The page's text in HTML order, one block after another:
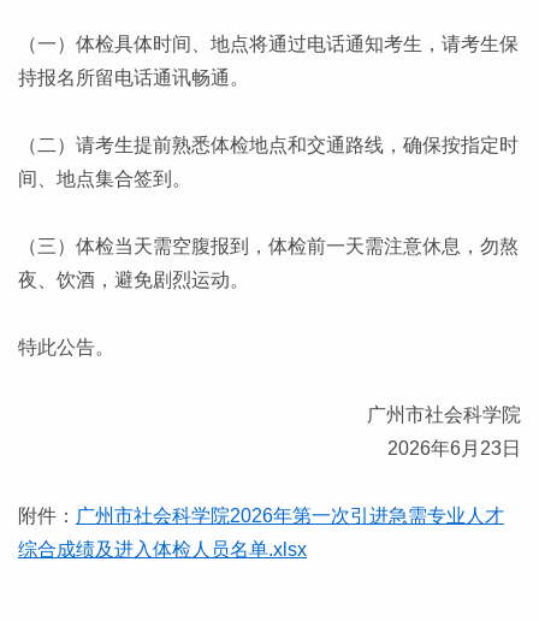
（一）体检具体时间、地点将通过电话通知考生，请考生保
持报名所留电话通讯畅通。
（二）请考生提前熟悉体检地点和交通路线，确保按指定时
间、地点集合签到。
（三）体检当天需空腹报到，体检前一天需注意休息，勿熬
夜、饮酒，避免剧烈运动。
特此公告。
广州市社会科学院
2026年6月23日
附件： 广州市社会科学院2026年第一次引进急需专业人才
综合成绩及进入体检人员名单.xlsx